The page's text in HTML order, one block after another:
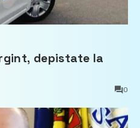
depistate la
0